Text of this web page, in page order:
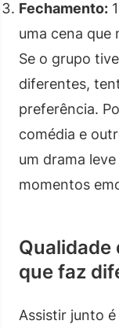
Fechamento:
uma cena que
Se o grupo
diferentes,
preferência.
comédia e
um drama
momentos
Qualidade
que faz
Assistir junto